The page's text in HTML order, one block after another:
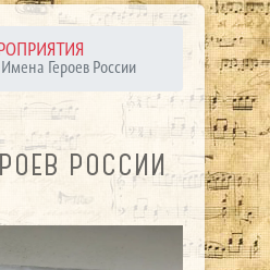
Имена Героев России
РОССИИ